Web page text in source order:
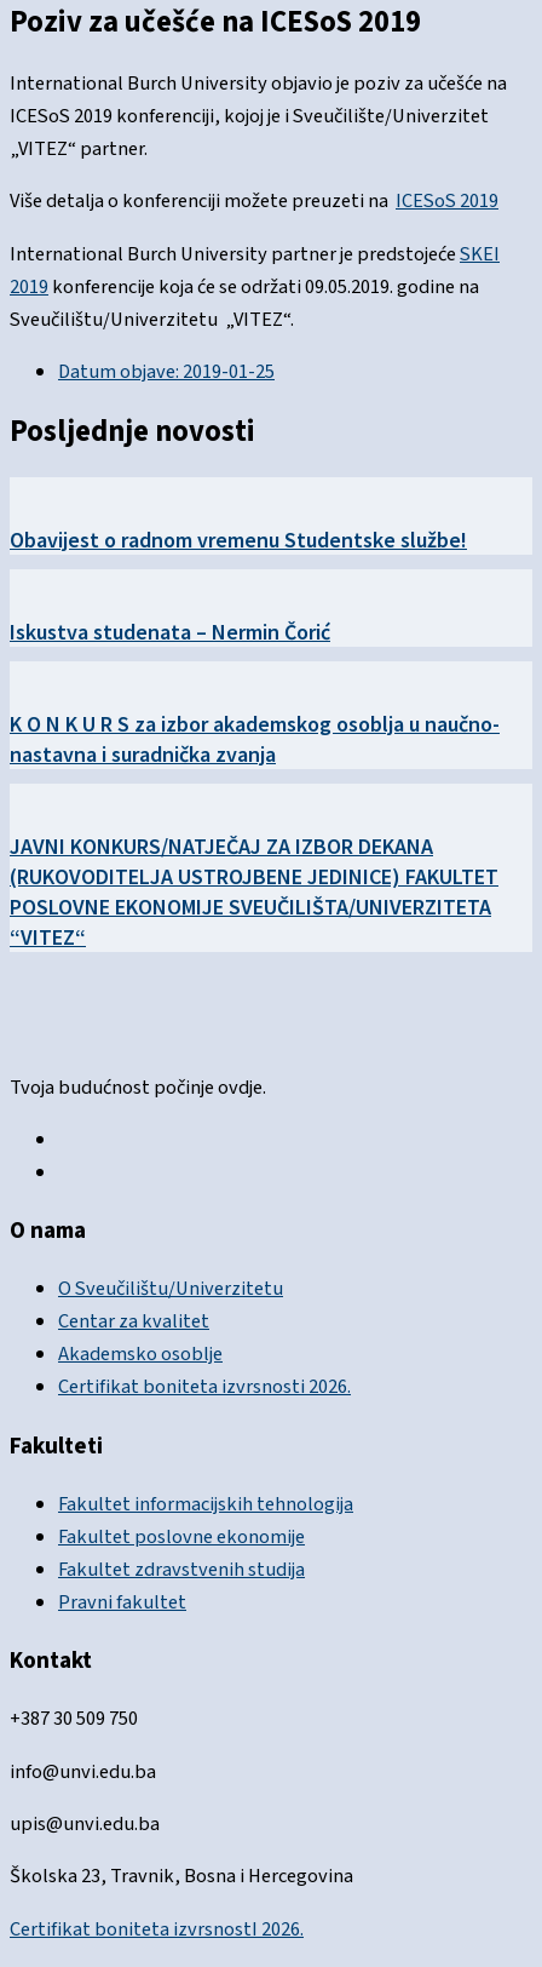
Poziv za učešće na ICESoS 2019
International Burch University objavio je poziv za učešće na
ICESoS 2019 konferenciji, kojoj je i Sveučilište/Univerzitet
„VITEZ“ partner.
Više detalja o konferenciji možete preuzeti na ICESoS 2019
International Burch University partner je predstojećeSKEI
2019 konferencije koja će se održati 09.05.2019. godine na
Sveučilištu/Univerzitetu „VITEZ“.
Datum objave:2019-01-25
Posljednje novosti
Obavijest o radnom vremenu Studentske službe!
Iskustva studenata – Nermin Čorić
K O N K U R S za izbor akademskog osoblja u naučno-
nastavna i suradnička zvanja
JAVNI KONKURS/NATJEČAJ ZA IZBOR DEKANA
(RUKOVODITELJA USTROJBENE JEDINICE) FAKULTET
POSLOVNE EKONOMIJE SVEUČILIŠTA/UNIVERZITETA
“VITEZ“
Tvoja budućnost počinje ovdje.
O nama
O Sveučilištu/Univerzitetu
Centar za kvalitet
Akademsko osoblje
Certifikat boniteta izvrsnosti 2026.
Fakulteti
Fakultet informacijskih tehnologija
Fakultet poslovne ekonomije
Fakultet zdravstvenih studija
Pravni fakultet
Kontakt
+387 30 509 750
info@unvi.edu.ba
upis@unvi.edu.ba
Školska 23, Travnik, Bosna i Hercegovina
Certifikat boniteta izvrsnostI 2026.